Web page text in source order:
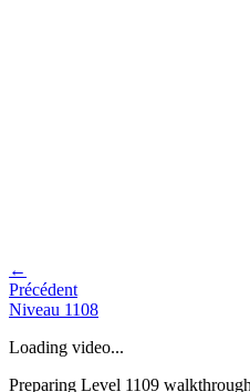
←
Précédent
Niveau 1108
Loading video...
Preparing Level 1109